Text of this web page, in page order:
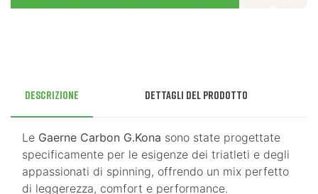
Descrizione Dettagli del prodotto
Le Gaerne Carbon G.Kona sono state progettate
specificamente per le esigenze dei triatleti e degli
appassionati di spinning, offrendo un mix perfetto
di leggerezza, comfort e performance.